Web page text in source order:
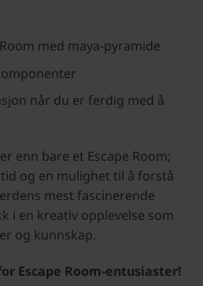
med maya-pyramide
når du er ferdig med å
enn bare et Escape Room;
og en mulighet til å forstå
mest fascinerende
i en kreativ opplevelse som
og kunnskap.
Escape Room-entusiaster!